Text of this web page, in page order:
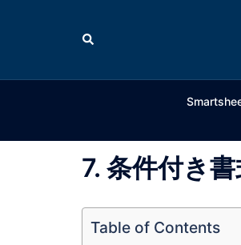
検
索
7. 条件付き
Table of Contents